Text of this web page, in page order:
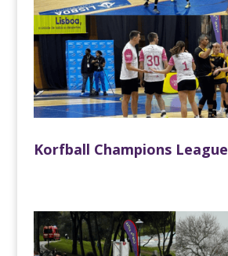
Korfball Champions League